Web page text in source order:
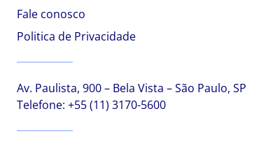
Fale conosco
Politica de Privacidade
Av. Paulista, 900 – Bela Vista – São Paulo, SP
Telefone: +55 (11) 3170-5600